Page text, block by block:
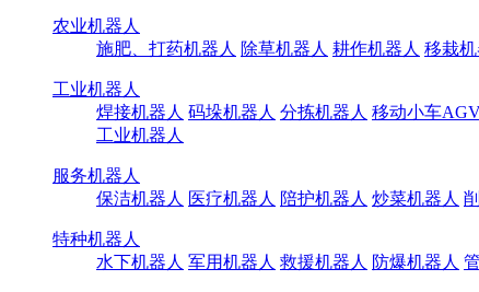
农业机器人
施肥、打药机器人 除草机器人 耕作机器人 移栽机
工业机器人
焊接机器人 码垛机器人 分拣机器人 移动小车
工业机器人
服务机器人
保洁机器人 医疗机器人 陪护机器人 炒菜机器人
特种机器人
水下机器人 军用机器人 救援机器人 防爆机器人